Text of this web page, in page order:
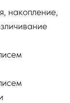
накопление,